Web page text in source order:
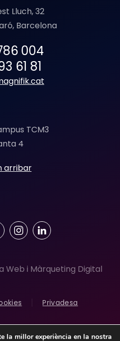
Lluch, 32
Barcelona
004
61 81
TCM3
4
arribar
Web i Màrqueting Digital
Privadesa
la millor experiència en la nostra